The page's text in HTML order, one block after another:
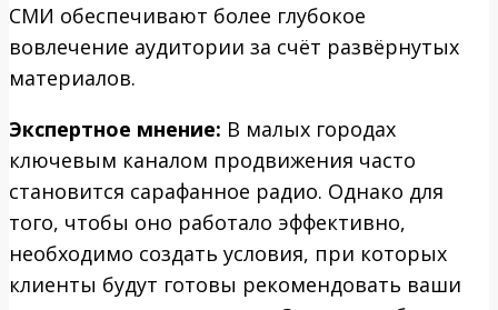
СМИ обеспечивают более глубокое
вовлечение аудитории за счёт развёрнутых
материалов.
Экспертное мнение: В малых городах
ключевым каналом продвижения часто
становится сарафанное радио. Однако для
того, чтобы оно работало эффективно,
необходимо создать условия, при которых
клиенты будут готовы рекомендовать ваши